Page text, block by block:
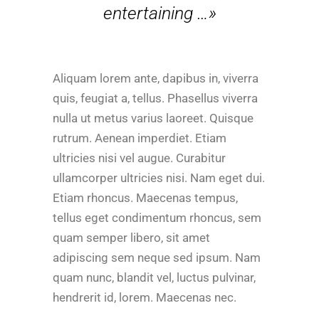
entertaining …»
Aliquam lorem ante, dapibus in, viverra
quis, feugiat a, tellus. Phasellus viverra
nulla ut metus varius laoreet. Quisque
rutrum. Aenean imperdiet. Etiam
ultricies nisi vel augue. Curabitur
ullamcorper ultricies nisi. Nam eget dui.
Etiam rhoncus. Maecenas tempus,
tellus eget condimentum rhoncus, sem
quam semper libero, sit amet
adipiscing sem neque sed ipsum. Nam
quam nunc, blandit vel, luctus pulvinar,
hendrerit id, lorem. Maecenas nec.